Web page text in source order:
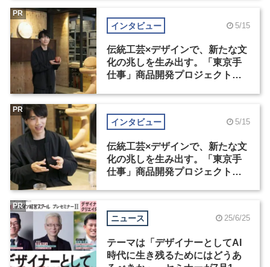
インタビュー 5/15
伝統工芸×デザインで、新たな文
化の兆しを生み出す。「東京手
仕事」商品開発プロジェクト受
PR
インタビュー 5/15
伝統工芸×デザインで、新たな文
化の兆しを生み出す。「東京手
仕事」商品開発プロジェクト受
PR
ニュース 25/6/25
テーマは「デザイナーとしてAI
時代に生き残るためにはどうあ
PR